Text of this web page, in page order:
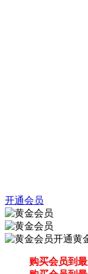
开通会员
开通黄
购买会员到最